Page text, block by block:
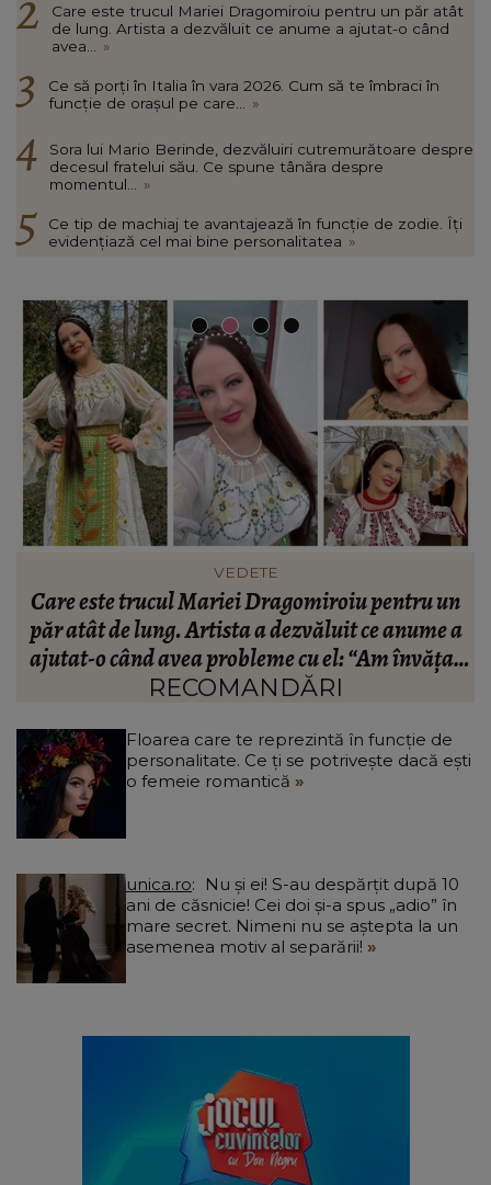
Care este trucul Mariei Dragomiroiu pentru un păr atât
de lung. Artista a dezvăluit ce anume a ajutat-o când
avea...
»
Ce să porți în Italia în vara 2026. Cum să te îmbraci în
funcție de orașul pe care...
»
Sora lui Mario Berinde, dezvăluiri cutremurătoare despre
decesul fratelui său. Ce spune tânăra despre
momentul...
»
Ce tip de machiaj te avantajează în funcție de zodie. Îți
evidențiază cel mai bine personalitatea »
FASHION
Ce să porți în Italia în vara 2026. Cum să te
îmbraci în funcție de orașul pe care îl vizitezi
RECOMANDĂRI
Floarea care te reprezintă în funcție de
personalitate. Ce ți se potrivește dacă ești
o femeie romantică
unica.ro
ani de căsnicie! Cei doi și-a spus „adio” în
mare secret. Nimeni nu se aștepta la un
asemenea motiv al separării!